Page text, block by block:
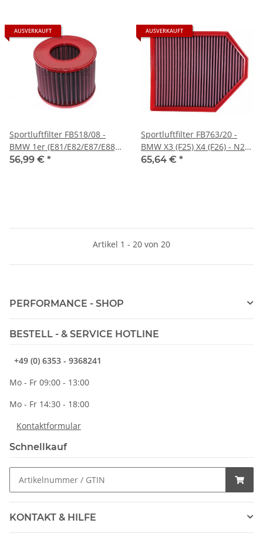
AUSVERKAUFT
Sportluftfilter FB518/08 -
BMW 1er (E81/E82/E87/E88)
3er (E90/E91/E92/E93) X1
56,99 € *
AUSVERKAUFT
Sportluftfilter FB763/20 -
BMW X3 (F25) X4 (F26) - N20
N52
65,64 € *
Artikel 1 - 20 von 20
PERFORMANCE - SHOP
BESTELL - & SERVICE HOTLINE
+49 (0) 6353 - 9368241
Mo - Fr 09:00 - 13:00
Mo - Fr 14:30 - 18:00
Kontaktformular
Schnellkauf
KONTAKT & HILFE